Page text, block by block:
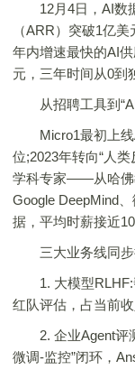
12月4日，AI数据
（ARR）突破1亿
年内增速最快的AI
元，三年时间从0到
从招聘工具到“AI
Micro1最初上线
位;2023年转向“人
学科专家——从哈佛
Google DeepMind
据，平均时薪接近
三大业务线同步
1. 大模型RLHF:
红队评估，占当前
2. 企业Agent评测
微调-监控”闭环，